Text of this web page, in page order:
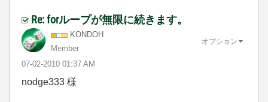
Re: forループが無限に続きます。
KONDOH
Member
‎07-02-2010 01:37 AM
オプション
nodge333 様